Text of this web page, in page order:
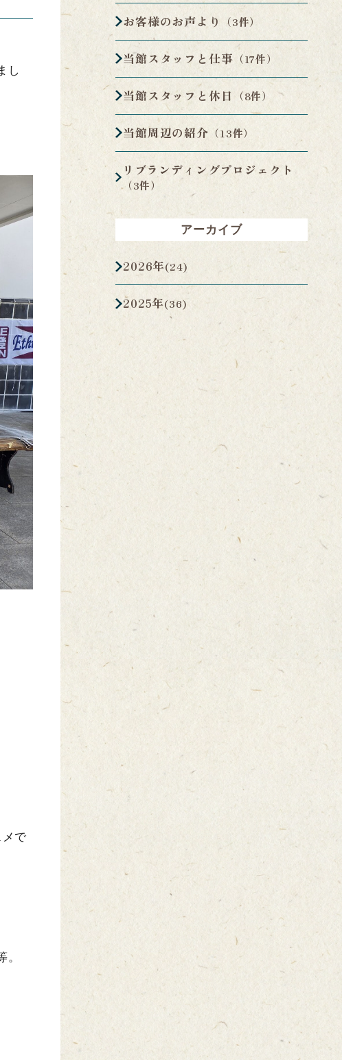
し
で
お客様のお声より （3件）
当館スタッフと仕事 （17件）
当館スタッフと休日 （8件）
当館周辺の紹介 （13件）
リブランディングプロジェクト
（3件）
アーカイブ
2026年(24)
2025年(36)